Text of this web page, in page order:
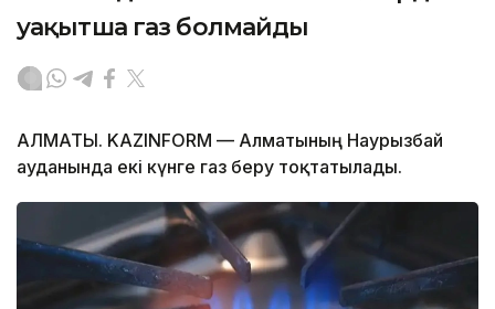
уақытша газ болмайды
АЛМАТЫ. KAZINFORM — Алматының Наурызбай
ауданында екі күнге газ беру тоқтатылады.